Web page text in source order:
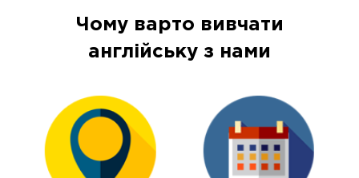
Чому варто вивчати
англійську з нами